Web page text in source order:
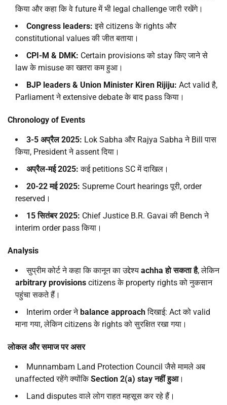
किया और कहा कि वे future में भी legal challenge जारी रखेंगे।
Congress leaders: इसे citizens के rights और
constitutional values की जीत बताया।
CPI-M & DMK: Certain provisions को stay किए जाने से
law के misuse का खतरा कम हुआ।
BJP leaders & Union Minister Kiren Rijiju: Act valid है,
Parliament ने extensive debate के बाद pass किया।
Chronology of Events
3-5 अप्रैल2025: Lok Sabha और Rajya Sabha ने Bill पास
किया, President ने assent दिया।
अप्रैल-मई2025: कई petitions SC में दाखिल।
20-22मई2025: Supreme Court hearings पूरी, order
reserved।
15सितंबर2025: Chief Justice B.R. Gavai की Bench ने
interim order pass किया।
Analysis
सुप्रीम कोर्ट ने कहा कि कानून का उद्देश्य achhaहो सकता है, लेकिन
arbitrary provisions citizens के property rights को नुकसान
पहुंचा सकते हैं।
Interim order नेbalance approachदिखाई: Act को valid
माना गया, लेकिन citizens के rights को सुरक्षित रखा गया।
लोकल और समाज पर असर
Munnambam Land Protection Council जैसे मामले अब
unaffected रहेंगे क्योंकिSection 2(a) stayनहीं हुआ।
Land disputes वाले लोग राहत महसूस कर रहे हैं।